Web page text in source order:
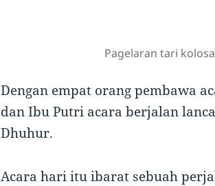
Pagelaran tari
Dengan empat orang pembawa
dan Ibu Putri acara berjalan
Dhuhur.
Acara hari itu ibarat sebuah